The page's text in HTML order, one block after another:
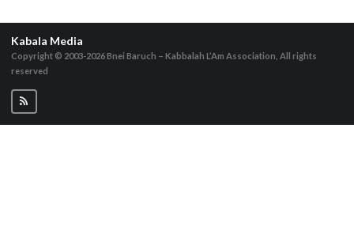
Kabala Media
Copyright © 2003-2026Bnei Baruch – Kabbalah L’Am Association, All rights
reserved